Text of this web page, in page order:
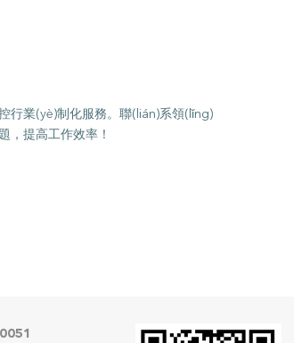
業(yè)制化服務。聯(lián)系領(lǐng)
提高工作效率！